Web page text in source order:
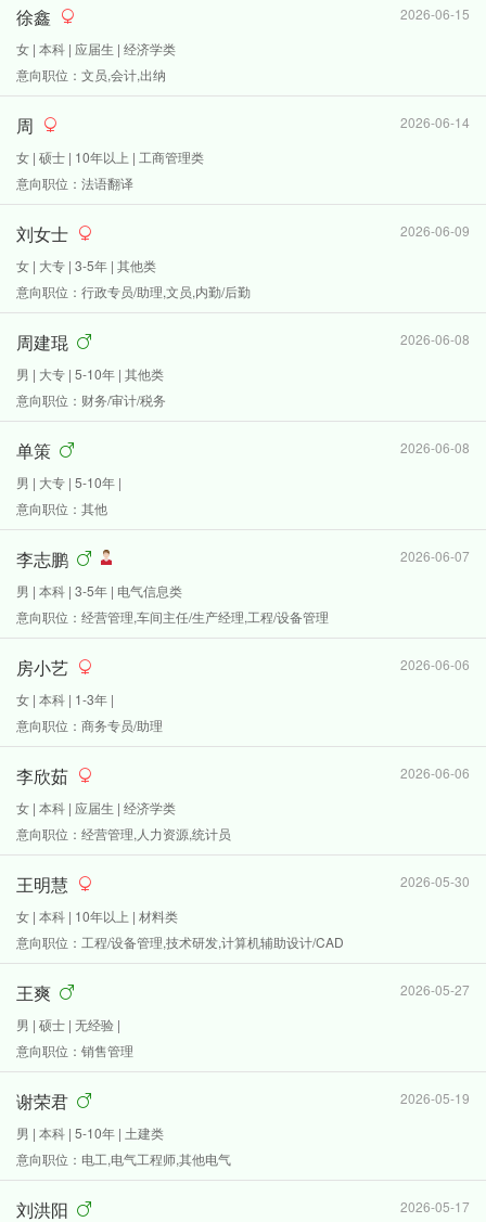
徐鑫
2026-06-15
女 | 本科 | 应届生 | 经济学类
意向职位：文员,会计,出纳
周
2026-06-14
女 | 硕士 | 10年以上 | 工商管理类
意向职位：法语翻译
刘女士
2026-06-09
女 | 大专 | 3-5年 | 其他类
意向职位：行政专员/助理,文员,内勤/后勤
周建琨
2026-06-08
男 | 大专 | 5-10年 | 其他类
意向职位：财务/审计/税务
单策
2026-06-08
男 | 大专 | 5-10年 |
意向职位：其他
李志鹏
2026-06-07
男 | 本科 | 3-5年 | 电气信息类
意向职位：经营管理,车间主任/生产经理,工程/设备管理
房小艺
2026-06-06
女 | 本科 | 1-3年 |
意向职位：商务专员/助理
李欣茹
2026-06-06
女 | 本科 | 应届生 | 经济学类
意向职位：经营管理,人力资源,统计员
王明慧
2026-05-30
女 | 本科 | 10年以上 | 材料类
意向职位：工程/设备管理,技术研发,计算机辅助设计/CAD
王爽
2026-05-27
男 | 硕士 | 无经验 |
意向职位：销售管理
谢荣君
2026-05-19
男 | 本科 | 5-10年 | 土建类
意向职位：电工,电气工程师,其他电气
刘洪阳 2026-05-17